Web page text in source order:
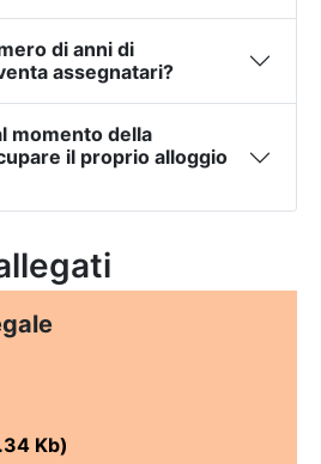
di anni di
assegnatari?
momento della
il proprio alloggio
Kb)